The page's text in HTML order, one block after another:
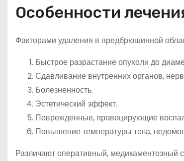
Особенности
Факторами удаления в предбрюшинной
Быстрое разрастание опухоли до
Сдавливание внутренних органов,
Болезненность.
Эстетический эффект.
Поврежденные, провоцирующие
Повышение температуры тела,
Различают оперативный,